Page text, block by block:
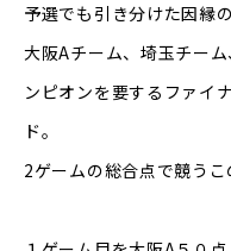
予選でも引き分けた因縁
大阪Aチーム、埼玉チー
ンピオンを要するファイ
ド。
2ゲームの総合点で競うこ